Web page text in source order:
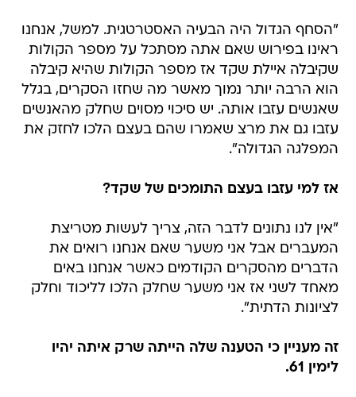
"הסחף הגדול היה הבעיה האסטרטגית. למשל, אנחנו
ראינו בפירוש שאם אתה מסתכל על מספר הקולות
שקיבלה איילת שקד אז מספר הקולות שהיא קיבלה
הוא הרבה יותר נמוך מאשר מה שחזו הסקרים, בגלל
שאנשים עזבו אותה. יש סיכוי מסוים שחלק מהאנשים
עזבו גם את מרצ שאמרו שהם בעצם הלכו לחזק את
המפלגה הגדולה".
אז למי עזבו בעצם התומכים של שקד?
"אין לנו נתונים לדבר הזה, צריך לעשות מטריצת
המעברים אבל אני משער שאם אנחנו רואים את
הדברים מהסקרים הקודמים כאשר אנחנו באים
מאחד לשני אז אני משער שחלק הלכו לליכוד וחלק
לציונות הדתית".
זה מעניין כי הטענה שלה הייתה שרק איתה יהיו
לימין 61.